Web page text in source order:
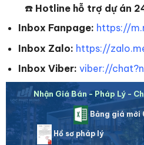
☎️Hotline hỗ trợ dự án
Inbox Fanpage: https://
Inbox Zalo: https://
Inbox Viber: viber://
Nhận Giá Bán - Pháp Lý -
Bảng giá
Hồ sơ pháp lý